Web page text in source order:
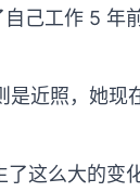
己工作 5 年
近照，她现
这么大的变